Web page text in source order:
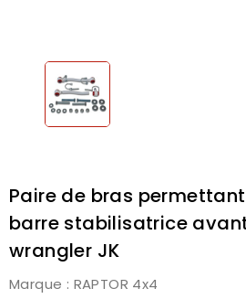
Paire de bras
barre stabilisatrice
wrangler JK
Marque : RAPTOR 4x4